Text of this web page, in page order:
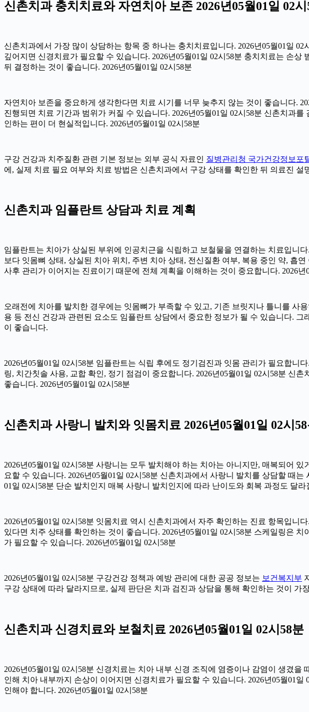
신촌치과 충치치료와 자연치아 보존 2026년05월01일 02
신촌치과에서 가장 많이 상담하는 항목 중 하나는 충치치료입니다. 2026년05월01일
깊어지면 신경치료가 필요할 수 있습니다. 2026년05월01일 02시58분 충치치료는 손
뒤 결정하는 것이 좋습니다. 2026년05월01일 02시58분
자연치아 보존을 중요하게 생각한다면 치료 시기를 너무 늦추지 않는 것이 좋습니다.
진행되면 치료 기간과 범위가 커질 수 있습니다. 2026년05월01일 02시58분 신촌치과
인하는 편이 더 현실적입니다. 2026년05월01일 02시58분
구강 건강과 치주질환 관련 기본 정보는 외부 공식 자료인 질병관리청 국가건강정보포
에, 실제 치료 필요 여부와 치료 방법은 신촌치과에서 구강 상태를 확인한 뒤 의료진 설
신촌치과 임플란트 상담과 치료 계획
임플란트는 치아가 상실된 부위에 인공치근을 식립하고 보철물을 연결하는 치료입니
보다 잇몸뼈 상태, 상실된 치아 위치, 주변 치아 상태, 전신질환 여부, 복용 중인 약, 흡
사후 관리가 이어지는 진료이기 때문에 전체 계획을 이해하는 것이 중요합니다. 2026년
오래전에 치아를 발치한 경우에는 잇몸뼈가 부족할 수 있고, 기존 브릿지나 틀니를 사
용 등 전신 건강과 관련된 요소도 임플란트 상담에서 중요한 정보가 될 수 있습니다.
이 좋습니다.
2026년05월01일 02시58분 임플란트는 식립 후에도 정기검진과 잇몸 관리가 필요합니
링, 치간칫솔 사용, 교합 확인, 정기 점검이 중요합니다. 2026년05월01일 02시58분 신
좋습니다. 2026년05월01일 02시58분
신촌치과 사랑니 발치와 잇몸치료 2026년05월01일 02시
2026년05월01일 02시58분 사랑니는 모두 발치해야 하는 치아는 아니지만, 매복되어
요할 수 있습니다. 2026년05월01일 02시58분 신촌치과에서 사랑니 발치를 상담할 때
01일 02시58분 단순 발치인지 매복 사랑니 발치인지에 따라 난이도와 회복 과정도 달라
2026년05월01일 02시58분 잇몸치료 역시 신촌치과에서 자주 확인하는 진료 항목입니
있다면 치주 상태를 확인하는 것이 좋습니다. 2026년05월01일 02시58분 스케일링은
가 필요할 수 있습니다. 2026년05월01일 02시58분
2026년05월01일 02시58분 구강건강 정책과 예방 관리에 대한 공공 정보는 보건복지부
구강 상태에 따라 달라지므로, 실제 판단은 치과 검진과 상담을 통해 확인하는 것이 가
신촌치과 신경치료와 보철치료 2026년05월01일 02시58분
2026년05월01일 02시58분 신경치료는 치아 내부 신경 조직에 염증이나 감염이 생겼
인해 치아 내부까지 손상이 이어지면 신경치료가 필요할 수 있습니다. 2026년05월01
인해야 합니다. 2026년05월01일 02시58분